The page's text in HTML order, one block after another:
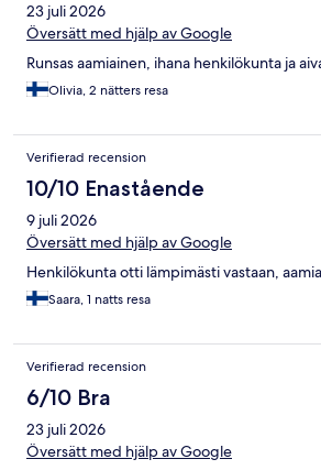
23 juli 2026
Översätt med hjälp av Google
Runsas aamiainen, ihana henkilökunta ja
Olivia, 2 nätters resa
Verifierad recension
10/10 Enastående
9 juli 2026
Översätt med hjälp av Google
Henkilökunta otti lämpimästi vastaan,
Saara, 1 natts resa
Verifierad recension
6/10 Bra
23 juli 2026
Översätt med hjälp av Google